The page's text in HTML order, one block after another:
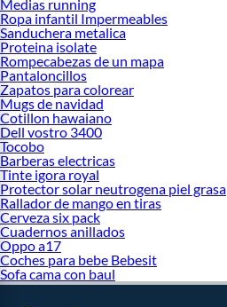
Medias running
Ropa infantil Impermeables
Sanduchera metalica
Proteina isolate
Rompecabezas de un mapa
Pantaloncillos
Zapatos para colorear
Mugs de navidad
Cotillon hawaiano
Dell vostro 3400
Tocobo
Barberas electricas
Tinte igora royal
Protector solar neutrogena piel grasa
Rallador de mango en tiras
Cerveza six pack
Cuadernos anillados
Oppo a17
Coches para bebe Bebesit
Sofa cama con baul